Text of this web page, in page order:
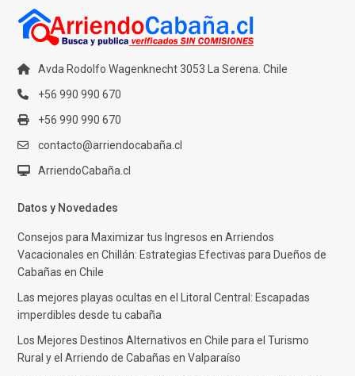
Avda Rodolfo Wagenknecht 3053 La Serena. Chile
+56 990 990 670
+56 990 990 670
contacto@arriendocabaña.cl
ArriendoCabaña.cl
Datos y Novedades
Consejos para Maximizar tus Ingresos en Arriendos
Vacacionales en Chillán: Estrategias Efectivas para Dueños de
Cabañas en Chile
Las mejores playas ocultas en el Litoral Central: Escapadas
imperdibles desde tu cabaña
Los Mejores Destinos Alternativos en Chile para el Turismo
Rural y el Arriendo de Cabañas en Valparaíso